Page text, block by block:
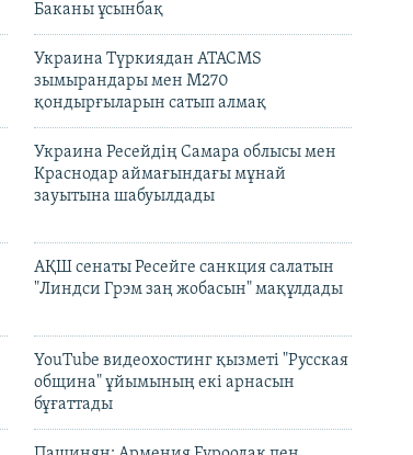
Баканы ұсынбақ
Украина Түркиядан ATACMS
зымырандары мен M270
қондырғыларын сатып алмақ
Украина Ресейдің Самара облысы мен
Краснодар аймағындағы мұнай
зауытына шабуылдады
АҚШ сенаты Ресейге санкция салатын
"Линдси Грэм заң жобасын" мақұлдады
YouTube видеохостинг қызметі "Русская
община" ұйымының екі арнасын
бұғаттады